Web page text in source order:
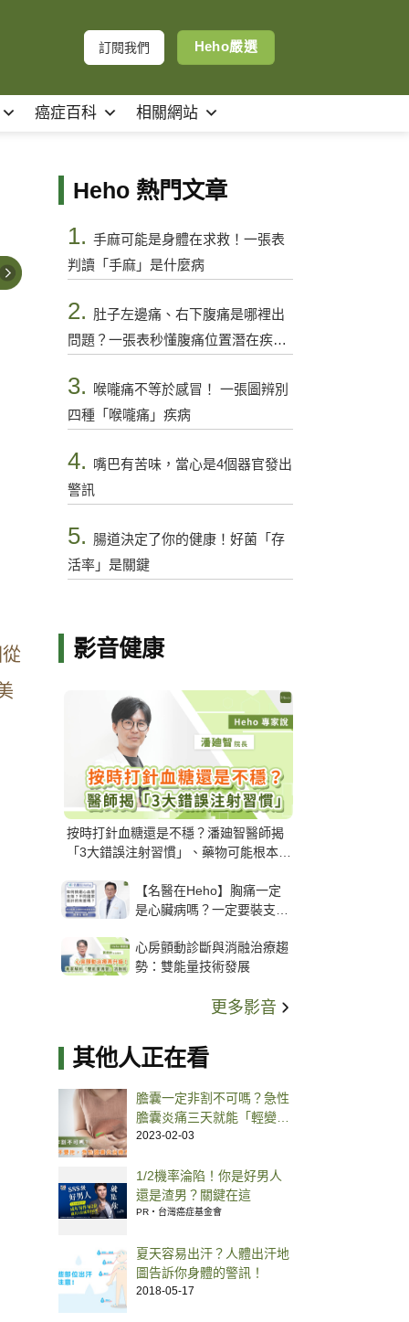
訂閱我們 Heho嚴選
癌症百科 相關網站
Heho 熱門文章
1. 手麻可能是身體在求救！一張表
判讀「手麻」是什麼病
2. 肚子左邊痛、右下腹痛是哪裡出
問題？一張表秒懂腹痛位置潛在疾病
3.
喉嚨痛不等於感冒！ 一張圖辨別
四種「喉嚨痛」疾病
4. 嘴巴有苦味，當心是4個器官發出
警訊
5. 腸道決定了你的健康！好菌「存
活率」是關鍵
影音健康
按時打針血糖還是不穩？潘廸智醫師揭
「3大錯誤注射習慣」、藥物可能根本沒
【名醫在Heho】胸痛一定
是心臟病嗎？一定要裝支
解析支架種類、風險與選擇
關鍵
心房顫動診斷與消融治療趨
勢：雙能量技術發展
更多影音
其他人正在看
膽囊一定非割不可嗎？急性
膽囊炎痛三天就能「輕變中
症」處置方式一次看
2023-02-03
1/2機率淪陷！你是好男人
還是渣男？關鍵在這
PR・台灣癌症基金會
夏天容易出汗？人體出汗地
圖告訴你身體的警訊！
2018-05-17